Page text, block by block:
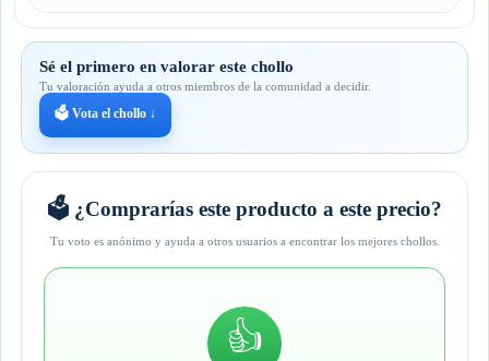
Sé el primero en valorar este chollo
Tu valoración ayuda a otros miembros de la comunidad a decidir.
🗳️ Vota el chollo ↓
🗳️ ¿Comprarías este producto a este precio?
Tu voto es anónimo y ayuda a otros usuarios a encontrar los mejores chollos.
👍